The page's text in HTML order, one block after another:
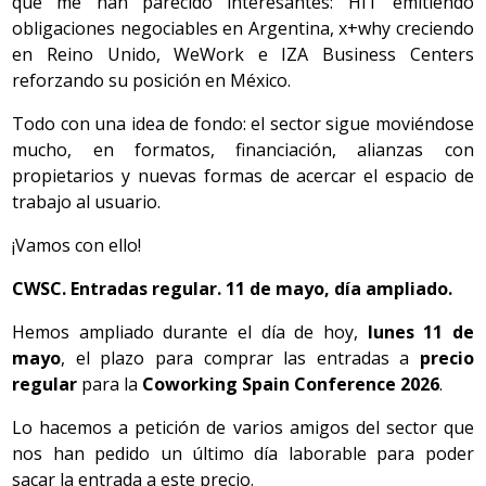
obligaciones negociables en Argentina, x+why creciendo
en Reino Unido, WeWork e IZA Business Centers
reforzando su posición en México.
Todo con una idea de fondo: el sector sigue moviéndose
mucho, en formatos, financiación, alianzas con
propietarios y nuevas formas de acercar el espacio de
trabajo al usuario.
¡Vamos con ello!
CWSC. Entradas regular. 11 de mayo, día ampliado.
Hemos ampliado durante el día de hoy, lunes 11 de
mayo, el plazo para comprar las entradas a precio
regular para la Coworking Spain Conference 2026.
Lo hacemos a petición de varios amigos del sector que
nos han pedido un último día laborable para poder
sacar la entrada a este precio.